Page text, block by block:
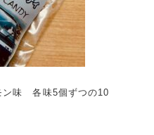
ン味 各味5個ずつの10